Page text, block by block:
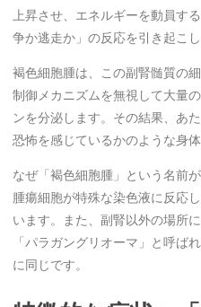
上昇させ、エネルギーを動員す
争か逃走か」の反応を引き起こし
褐色細胞腫は、この副腎髄質の
制御メカニズムを無視して大量
ンを分泌します。その結果、あ
恐怖を感じているかのような身
なぜ「褐色細胞腫」という名前
腫瘍細胞が特殊な染色液に反応
います。また、副腎以外の場所
「パラガングリオーマ」と呼ば
に同じです。